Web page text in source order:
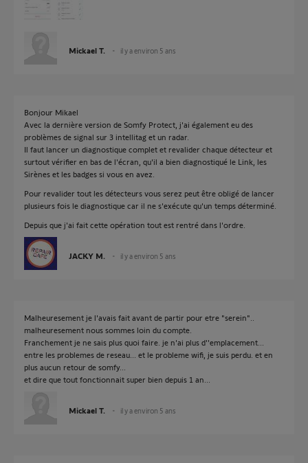
Mickael T. il y a environ 5 ans
Bonjour Mikael
Avec la dernière version de Somfy Protect, j'ai également eu des
problèmes de signal sur 3 intellitag et un radar.
Il faut lancer un diagnostique complet et revalider chaque détecteur et
surtout vérifier en bas de l'écran, qu'il a bien diagnostiqué le Link, les
Sirènes et les badges si vous en avez.
Pour revalider tout les détecteurs vous serez peut être obligé de lancer
plusieurs fois le diagnostique car il ne s'exécute qu'un temps déterminé.
Depuis que j'ai fait cette opération tout est rentré dans l'ordre.
JACKY M. il y a environ 5 ans
Malheuresement je l'avais fait avant de partir pour etre "serein"..
malheuresement nous sommes loin du compte.
Franchement je ne sais plus quoi faire. je n'ai plus d''emplacement...
entre les problemes de reseau... et le probleme wifi, je suis perdu. et en
plus aucun retour de somfy...
et dire que tout fonctionnait super bien depuis 1 an...
Mickael T. il y a environ 5 ans